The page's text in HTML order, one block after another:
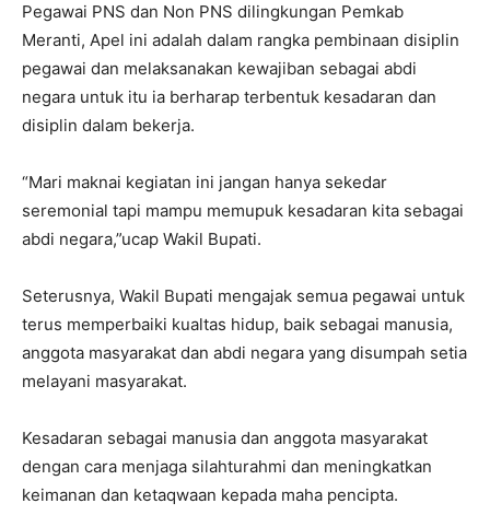
Pegawai PNS dan Non PNS dilingkungan Pemkab
Meranti, Apel ini adalah dalam rangka pembinaan disiplin
pegawai dan melaksanakan kewajiban sebagai abdi
negara untuk itu ia berharap terbentuk kesadaran dan
disiplin dalam bekerja.
“Mari maknai kegiatan ini jangan hanya sekedar
seremonial tapi mampu memupuk kesadaran kita sebagai
abdi negara,”ucap Wakil Bupati.
Seterusnya, Wakil Bupati mengajak semua pegawai untuk
terus memperbaiki kualtas hidup, baik sebagai manusia,
anggota masyarakat dan abdi negara yang disumpah setia
melayani masyarakat.
Kesadaran sebagai manusia dan anggota masyarakat
dengan cara menjaga silahturahmi dan meningkatkan
keimanan dan ketaqwaan kepada maha pencipta.